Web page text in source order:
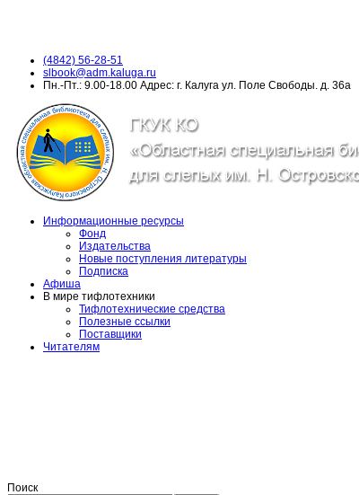
(4842) 56-28-51
slbook@adm.kaluga.ru
Пн.-Пт.: 9.00-18.00 Адрес: г. Калуга ул. Поле Свободы. д. 36а
Информационные ресурсы
Фонд
Издательства
Новые поступления литературы
Подписка
Афиша
В мире тифлотехники
Тифлотехнические средства
Полезные ссылки
Поставщики
Читателям
Поиск